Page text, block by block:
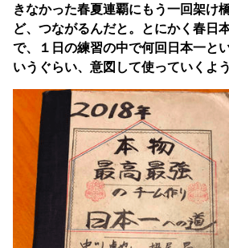
きなかった春夏連覇にもう一回架け
ど、つながるんだと。とにかく春日
で、１日の練習の中で何回日本一と
いうぐらい、意図して使っていくよ